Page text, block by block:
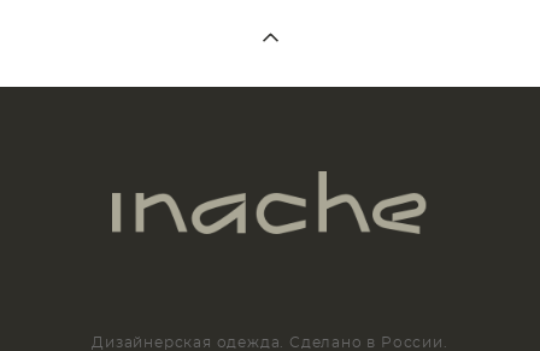
Дизайнерская одежда. Сделано в России.